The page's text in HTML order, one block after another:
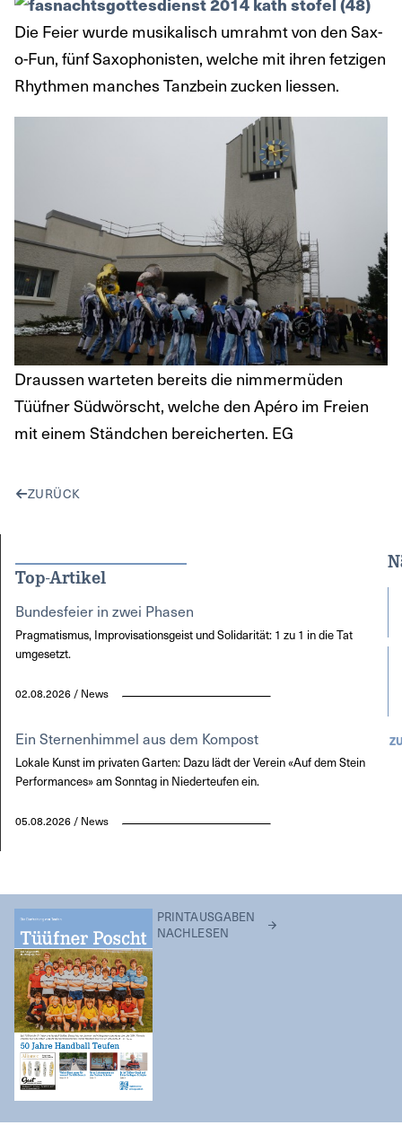
Die Feier wurde musikalisch umrahmt von den Sax-
o-Fun, fünf Saxophonisten, welche mit ihren fetzigen
Rhythmen manches Tanzbein zucken liessen.
Draussen warteten bereits die nimmermüden
Tüüfner Südwörscht, welche den Apéro im Freien
mit einem Ständchen bereicherten. EG
ZURÜCK
Top-Artikel
Bundesfeier in zwei Phasen
Pragmatismus, Improvisationsgeist und Solidarität: 1 zu 1 in die Tat
umgesetzt.
02.08.2026 / News
Ein Sternenhimmel aus dem Kompost
Lokale Kunst im privaten Garten: Dazu lädt der Verein «Auf dem Stein
Performances» am Sonntag in Niederteufen ein.
05.08.2026 / News
PRINTAUSGABEN
NACHLESEN